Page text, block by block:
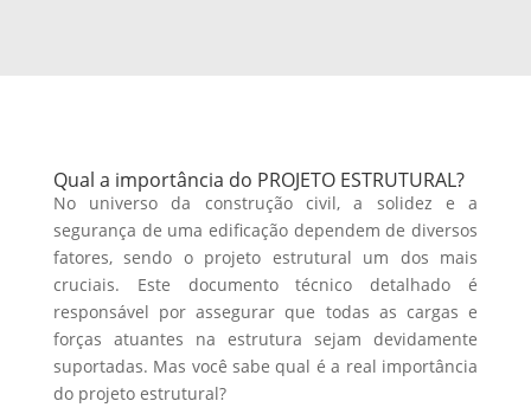
Qual a importância do PROJETO ESTRUTURAL?
No universo da construção civil, a solidez e a
segurança de uma edificação dependem de diversos
fatores, sendo o projeto estrutural um dos mais
cruciais. Este documento técnico detalhado é
responsável por assegurar que todas as cargas e
forças atuantes na estrutura sejam devidamente
suportadas. Mas você sabe qual é a real importância
do projeto estrutural?